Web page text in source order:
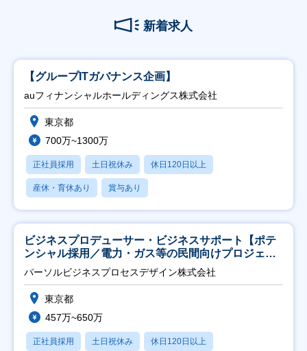
新着求人
【グループITガバナンス企画】
auフィナンシャルホールディングス株式会社
東京都
700万~1300万
正社員採用 土日祝休み 休日120日以上
産休・育休あり 賞与あり
ビジネスプロデューサー・ビジネスサポート【ポテ
ンシャル採用／電力・ガス等の民間向けプロジェク
ト推進】
パーソルビジネスプロセスデザイン株式会社
東京都
457万~650万
正社員採用 土日祝休み 休日120日以上